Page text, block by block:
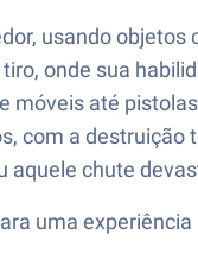
usando
onde sua
móveis até
com a destruição
aquele chute
uma